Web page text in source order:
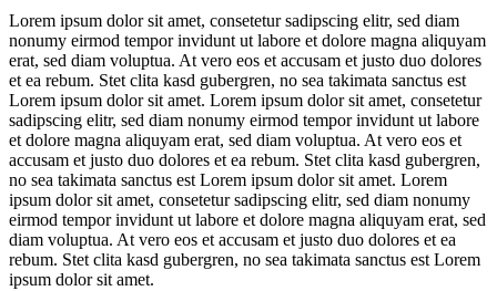
Lorem ipsum dolor sit amet, consetetur sadipscing elitr, sed diam
nonumy eirmod tempor invidunt ut labore et dolore magna aliquyam
erat, sed diam voluptua. At vero eos et accusam et justo duo dolores
et ea rebum. Stet clita kasd gubergren, no sea takimata sanctus est
Lorem ipsum dolor sit amet. Lorem ipsum dolor sit amet, consetetur
sadipscing elitr, sed diam nonumy eirmod tempor invidunt ut labore
et dolore magna aliquyam erat, sed diam voluptua. At vero eos et
accusam et justo duo dolores et ea rebum. Stet clita kasd gubergren,
no sea takimata sanctus est Lorem ipsum dolor sit amet. Lorem
ipsum dolor sit amet, consetetur sadipscing elitr, sed diam nonumy
eirmod tempor invidunt ut labore et dolore magna aliquyam erat, sed
diam voluptua. At vero eos et accusam et justo duo dolores et ea
rebum. Stet clita kasd gubergren, no sea takimata sanctus est Lorem
ipsum dolor sit amet.